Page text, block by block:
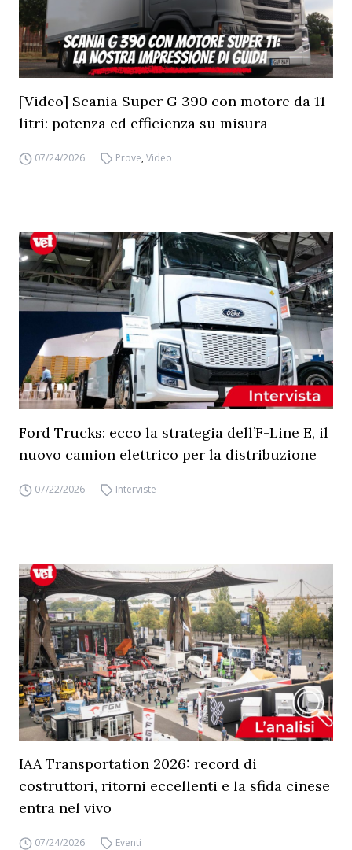
[Video] Scania Super G 390 con motore da 11
litri: potenza ed efficienza su misura
07/24/2026 Prove,Video
Ford Trucks: ecco la strategia dell’F-Line E, il
nuovo camion elettrico per la distribuzione
07/22/2026 Interviste
IAA Transportation 2026: record di
costruttori, ritorni eccellenti e la sfida cinese
entra nel vivo
07/24/2026 Eventi